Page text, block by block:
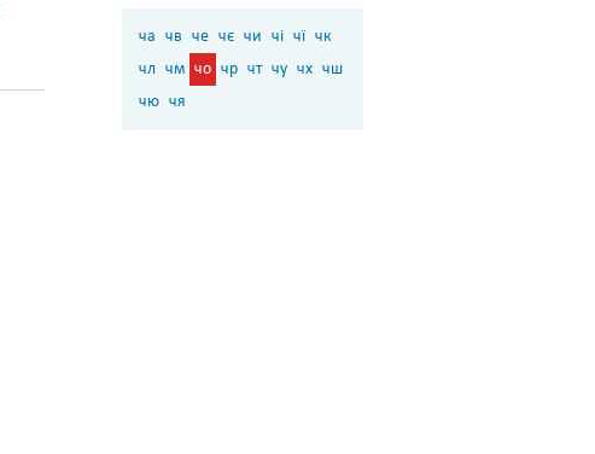
ча чв че чє чи чі чї чк
чл чм чо чр чт чу чх чш
чю чя